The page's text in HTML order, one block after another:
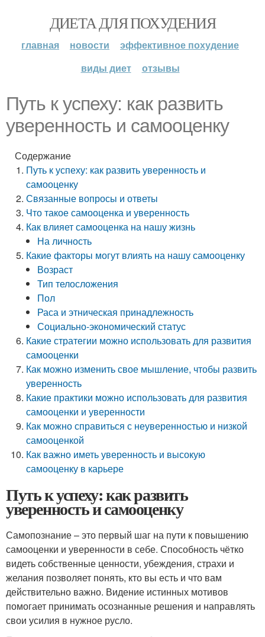
ДИЕТА ДЛЯ ПОХУДЕНИЯ
главная новости
эффективное похудение
виды диет
отзывы
Путь к успеху: как развить
уверенность и самооценку
Содержание
Путь к успеху: как развить уверенность и
самооценку
Связанные вопросы и ответы
Что такое самооценка и уверенность
Как влияет самооценка на нашу жизнь
На личность
Какие факторы могут влиять на нашу самооценку
Возраст
Тип телосложения
Пол
Раса и этническая принадлежность
Социально-экономический статус
Какие стратегии можно использовать для развития
самооценки
Как можно изменить свое мышление, чтобы развить
уверенность
Какие практики можно использовать для развития
самооценки и уверенности
Как можно справиться с неуверенностью и низкой
самооценкой
Как важно иметь уверенность и высокую
самооценку в карьере
Путь к успеху: как развить
уверенность и самооценку
Самопознание – это первый шаг на пути к повышению
самооценки и уверенности в себе. Способность чётко
видеть собственные ценности, убеждения, страхи и
желания позволяет понять, кто вы есть и что вам
действительно важно. Видение истинных мотивов
помогает принимать осознанные решения и направлять
свои усилия в нужное русло.